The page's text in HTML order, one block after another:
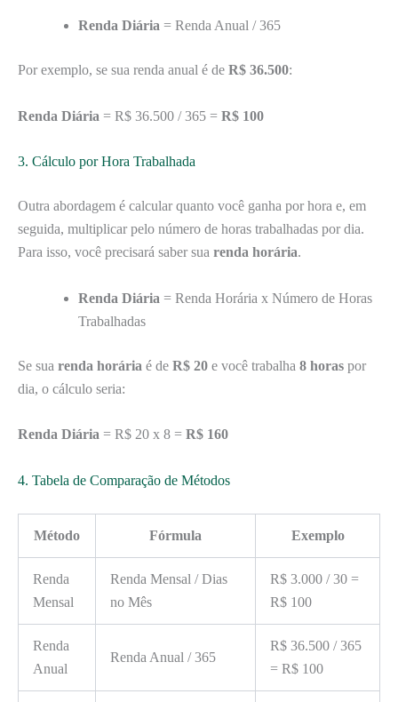
Renda Diária = Renda Anual / 365
Por exemplo, se sua renda anual é de R$ 36.500:
Renda Diária = R$ 36.500 / 365 = R$ 100
3. Cálculo por Hora Trabalhada
Outra abordagem é calcular quanto você ganha por hora e, em
seguida, multiplicar pelo número de horas trabalhadas por dia.
Para isso, você precisará saber sua renda horária.
Renda Diária = Renda Horária x Número de Horas
Trabalhadas
Se sua renda horária é de R$ 20 e você trabalha 8 horas por
dia, o cálculo seria:
Renda Diária = R$ 20 x 8 = R$ 160
4. Tabela de Comparação de Métodos
Método Fórmula Exemplo
Renda
Mensal
Renda Mensal / Dias
no Mês
R$ 3.000 / 30 =
R$ 100
Renda
Anual
Renda Anual / 365
R$ 36.500 / 365
= R$ 100